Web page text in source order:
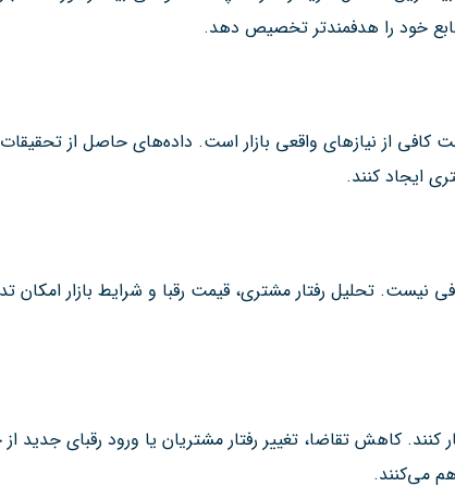
خود را هدفمندتر تخصیص دهد.
از نیازهای واقعی بازار است. داده‌های حاصل از
ایجاد کنند.
نیست. تحلیل رفتار مشتری، قیمت رقبا و شرایط بازار امکان
کنند. کاهش تقاضا، تغییر رفتار مشتریان یا ورود رقبای
می‌کنند.